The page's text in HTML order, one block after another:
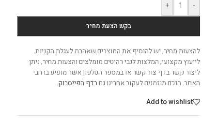
-
+
בקש הצעת מחיר
להצעות מחיר, יש להוסיף את המוצרים שאהבת לעגלת הקניות.
לייעוץ מקצועי, המלצות לגבי רהיטים מומלצים והצעות מחיר, ניתן
ליצור קשר בדף צור קשר או במספר הטלפון אשר מופיע ברחבי
האתר. הנכם מוזמנים לעקוב אחרינו גםבדף הפייסבוק.
Add to wishlist